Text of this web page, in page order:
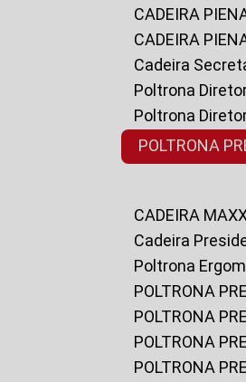
CADEIRA
CADEIRA
Cadeira
Poltrona
Poltrona
POLTRONA
CADEIRA
Cadeira
Poltrona
POLTRONA
POLTRONA
POLTRONA
POLTRONA